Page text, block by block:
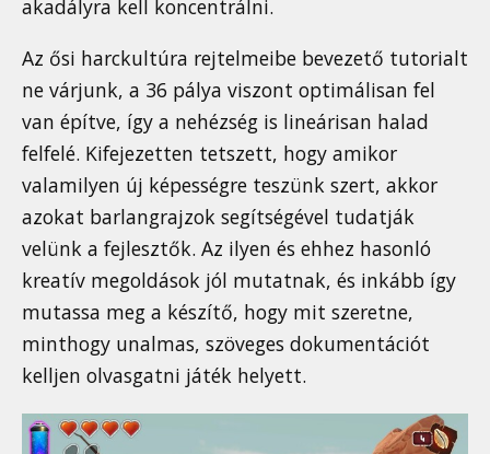
akadályra kell koncentrálni.
Az ősi harckultúra rejtelmeibe bevezető tutorialt
ne várjunk, a 36 pálya viszont optimálisan fel
van építve, így a nehézség is lineárisan halad
felfelé. Kifejezetten tetszett, hogy amikor
valamilyen új képességre teszünk szert, akkor
azokat barlangrajzok segítségével tudatják
velünk a fejlesztők. Az ilyen és ehhez hasonló
kreatív megoldások jól mutatnak, és inkább így
mutassa meg a készítő, hogy mit szeretne,
minthogy unalmas, szöveges dokumentációt
kelljen olvasgatni játék helyett.